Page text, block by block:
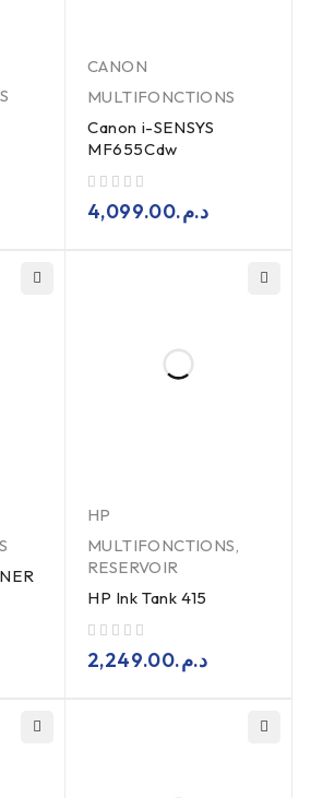
CANON
MULTIFONCTIONS
Canon i-SENSYS
MF655Cdw
د.م.4,099.00
HP
MULTIFONCTIONS,
RESERVOIR
HP Ink Tank 415
د.م.2,249.00